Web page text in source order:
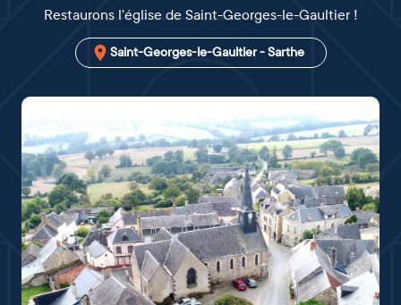
Restaurons l'église de Saint-Georges-le-Gaultier !
Saint-Georges-le-Gaultier - Sarthe